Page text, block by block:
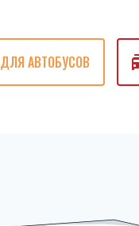
ДЛЯ АВТОБУСОВ